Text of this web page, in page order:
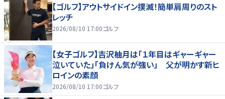
【ゴルフ】アウトサイドイン撲滅！簡単肩周りのスト
レッチ
2026/08/10 17:00ゴルフ
【女子ゴルフ】吉沢柚月は「１年目はギャーギャー
泣いていた」「負けん気が強い」 父が明かす新ヒ
ロインの素顔
2026/08/10 17:00ゴルフ